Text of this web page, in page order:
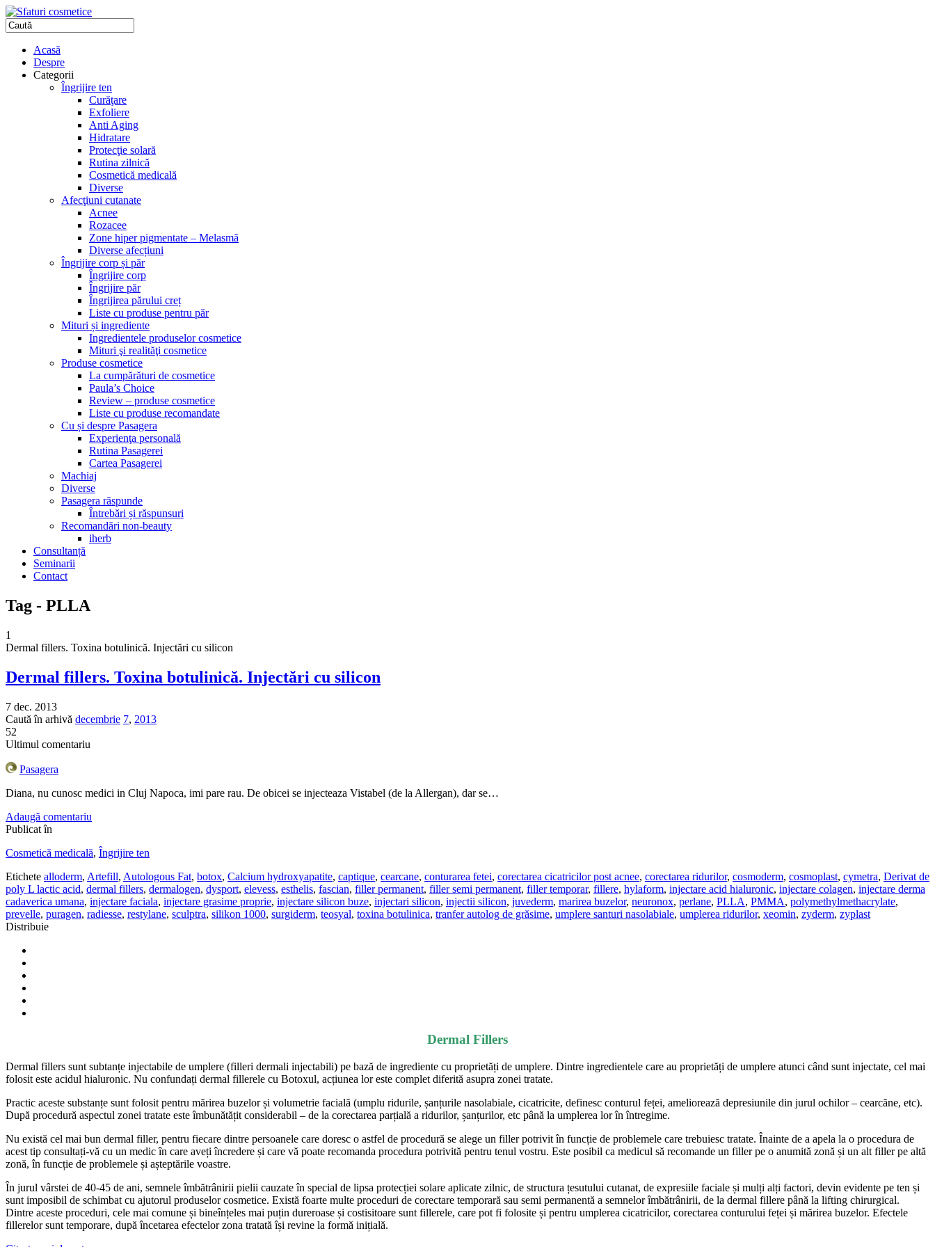
Acasă
Despre
Categorii
Îngrijire ten
Curăţare
Exfoliere
Anti Aging
Hidratare
Protecţie solară
Rutina zilnică
Cosmetică medicală
Diverse
Afecţiuni cutanate
Acnee
Rozacee
Zone hiper pigmentate – Melasmă
Diverse afecțiuni
Îngrijire corp și păr
Îngrijire corp
Îngrijire păr
Îngrijirea părului creț
Liste cu produse pentru păr
Mituri și ingrediente
Ingredientele produselor cosmetice
Mituri şi realităţi cosmetice
Produse cosmetice
La cumpărături de cosmetice
Paula’s Choice
Review – produse cosmetice
Liste cu produse recomandate
Cu și despre Pasagera
Experienţa personală
Rutina Pasagerei
Cartea Pasagerei
Machiaj
Diverse
Pasagera răspunde
Întrebări și răspunsuri
Recomandări non-beauty
iherb
Consultanță
Seminarii
Contact
Tag - PLLA
1
Dermal fillers. Toxina botulinică. Injectări cu silicon
Dermal fillers. Toxina botulinică. Injectări cu silicon
7 dec. 2013
Caută în arhivă decembrie 7, 2013
52
Ultimul comentariu
Pasagera
Diana, nu cunosc medici in Cluj Napoca, imi pare rau. De obicei se injecteaza Vistabel (de la Allergan), dar se…
Adaugă comentariu
Publicat în
Cosmetică medicală, Îngrijire ten
Etichete alloderm, Artefill, Autologous Fat, botox, Calcium hydroxyapatite, captique, cearcane, conturarea fetei, corectarea cicatricilor post acnee, corectarea ridurilor, cosmoderm, cosmoplast, cymetra, Derivat de
poly L lactic acid, dermal fillers, dermalogen, dysport, elevess, esthelis, fascian, filler permanent, filler semi permanent, filler temporar, fillere, hylaform, injectare acid hialuronic, injectare colagen, injectare derma
cadaverica umana, injectare faciala, injectare grasime proprie, injectare silicon buze, injectari silicon, injectii silicon, juvederm, marirea buzelor, neuronox, perlane, PLLA, PMMA, polymethylmethacrylate,
prevelle, puragen, radiesse, restylane, sculptra, silikon 1000, surgiderm, teosyal, toxina botulinica, tranfer autolog de grăsime, umplere santuri nasolabiale, umplerea ridurilor, xeomin, zyderm, zyplast
Distribuie
Dermal Fillers
Dermal fillers sunt subtanțe injectabile de umplere (filleri dermali injectabili) pe bază de ingrediente cu proprietăți de umplere. Dintre ingredientele care au proprietăți de umplere atunci când sunt injectate, cel mai
folosit este acidul hialuronic. Nu confundați dermal fillerele cu Botoxul, acțiunea lor este complet diferită asupra zonei tratate.
Practic aceste substanțe sunt folosit pentru mărirea buzelor și volumetrie facială (umplu ridurile, șanțurile nasolabiale, cicatricite, definesc conturul feței, ameliorează depresiunile din jurul ochilor – cearcăne, etc).
După procedură aspectul zonei tratate este îmbunătățit considerabil – de la corectarea parțială a ridurilor, șanțurilor, etc până la umplerea lor în întregime.
Nu există cel mai bun dermal filler, pentru fiecare dintre persoanele care doresc o astfel de procedură se alege un filler potrivit în funcție de problemele care trebuiesc tratate. Înainte de a apela la o procedura de
acest tip consultați-vă cu un medic în care aveți încredere și care vă poate recomanda procedura potrivită pentru tenul vostru. Este posibil ca medicul să recomande un filler pe o anumită zonă și un alt filler pe altă
zonă, în funcție de problemele și așteptările voastre.
În jurul vârstei de 40-45 de ani, semnele îmbătrânirii pielii cauzate în special de lipsa protecției solare aplicate zilnic, de structura țesutului cutanat, de expresiile faciale și mulți alți factori, devin evidente pe ten și
sunt imposibil de schimbat cu ajutorul produselor cosmetice. Există foarte multe proceduri de corectare temporară sau semi permanentă a semnelor îmbătrânirii, de la dermal fillere până la lifting chirurgical.
Dintre aceste proceduri, cele mai comune și bineînțeles mai puțin dureroase și costisitoare sunt fillerele, care pot fi folosite și pentru umplerea cicatricilor, corectarea conturului feței și mărirea buzelor. Efectele
fillerelor sunt temporare, după încetarea efectelor zona tratată își revine la formă inițială.